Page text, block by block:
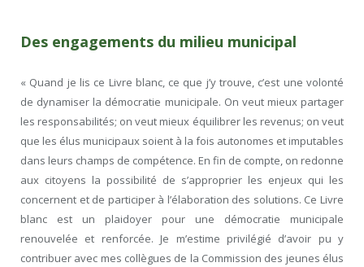
Des engagements du milieu municipal
« Quand je lis ce Livre blanc, ce que j’y trouve, c’est une volonté
de dynamiser la démocratie municipale. On veut mieux partager
les responsabilités; on veut mieux équilibrer les revenus; on veut
que les élus municipaux soient à la fois autonomes et imputables
dans leurs champs de compétence. En fin de compte, on redonne
aux citoyens la possibilité de s’approprier les enjeux qui les
concernent et de participer à l’élaboration des solutions. Ce Livre
blanc est un plaidoyer pour une démocratie municipale
renouvelée et renforcée. Je m’estime privilégié d’avoir pu y
contribuer avec mes collègues de la Commission des jeunes élus